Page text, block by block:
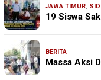
JAWA TIMUR,
19 Siswa
BERITA
Massa Aksi